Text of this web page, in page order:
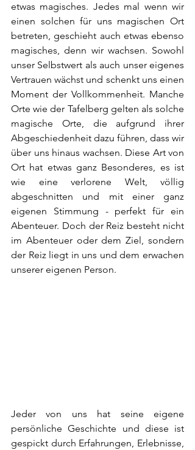
etwas magisches. Jedes mal wenn wir
einen solchen für uns magischen Ort
betreten, geschieht auch etwas ebenso
magisches, denn wir wachsen. Sowohl
unser Selbstwert als auch unser eigenes
Vertrauen wächst und schenkt uns einen
Moment der Vollkommenheit. Manche
Orte wie der Tafelberg gelten als solche
magische Orte, die aufgrund ihrer
Abgeschiedenheit dazu führen, dass wir
über uns hinaus wachsen. Diese Art von
Ort hat etwas ganz Besonderes, es ist
wie eine verlorene Welt, völlig
abgeschnitten und mit einer ganz
eigenen Stimmung - perfekt für ein
Abenteuer. Doch der Reiz besteht nicht
im Abenteuer oder dem Ziel, sondern
der Reiz liegt in uns und dem erwachen
unserer eigenen Person.
Jeder von uns hat seine eigene
persönliche Geschichte und diese ist
gespickt durch Erfahrungen, Erlebnisse,